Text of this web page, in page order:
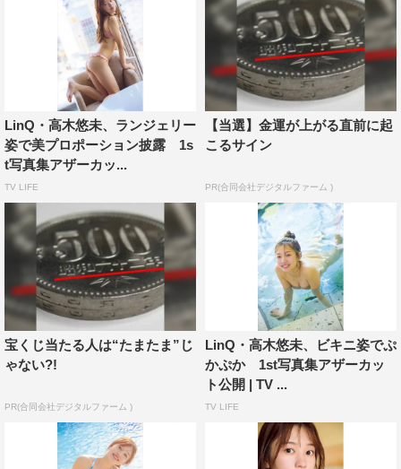
た。自分でも見たことのないセクシーな表情をしているの
で、ファンの方にも早く見ていただきたいです！
書誌情報
書名：高木悠未1st写真集「タカラモノ」
定価：本体価格3182円＋税
発売日：2025年7月4日より全国順次発売（一部地域では
仕様：A4判／128ページ／オールカラー
特典：ポストカード1枚封入（全5種）
撮影／桑島智輝 ©光文社
LinQ・高木悠未、ランジェリー
姿で美プロポーション披露 1s
t写真集アザーカッ...
TV LIFE
【当選】金運が上がる直前に起
こるサイン
PR(合同会社デジタルファーム )
宝くじ当たる人は“たまたま”じ
ゃない?!
PR(合同会社デジタルファーム )
LinQ・高木悠未、ビキニ姿でぷ
かぷか 1st写真集アザーカッ
ト公開 | TV ...
TV LIFE